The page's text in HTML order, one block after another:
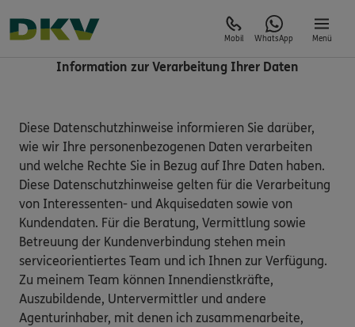
Mobil WhatsApp Menü
Information zur Verarbeitung Ihrer Daten
Diese Datenschutzhinweise informieren Sie darüber,
wie wir Ihre personenbezogenen Daten verarbeiten
und welche Rechte Sie in Bezug auf Ihre Daten haben.
Diese Datenschutzhinweise gelten für die Verarbeitung
von Interessenten- und Akquisedaten sowie von
Kundendaten. Für die Beratung, Vermittlung sowie
Betreuung der Kundenverbindung stehen mein
serviceorientiertes Team und ich Ihnen zur Verfügung.
Zu meinem Team können Innendienstkräfte,
Auszubildende, Untervermittler und andere
Agenturinhaber, mit denen ich zusammenarbeite,